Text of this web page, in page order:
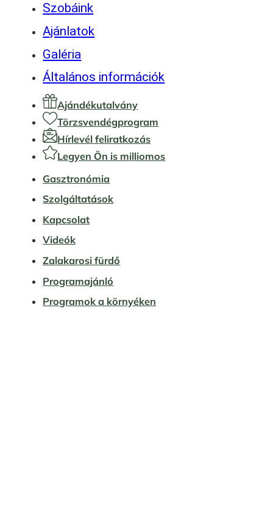
Szobáink
Ajánlatok
Galéria
Általános információk
Ajándékutalvány
Törzsvendégprogram
Hírlevél feliratkozás
Legyen Ön is milliomos
Gasztronómia
Szolgáltatások
Kapcsolat
Videók
Zalakarosi fürdő
Programajánló
Programok a környéken